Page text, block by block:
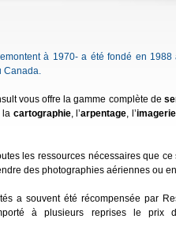
à 1970- a été fondé en
Canada.
vous offre la gamme complète de
la cartographie, l’arpentage, l’
les ressources nécessaires que
des photographies aériennes ou
a souvent été récompensée par
à plusieurs reprises le prix